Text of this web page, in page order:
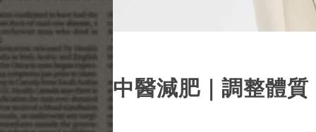
中醫減肥｜調整體